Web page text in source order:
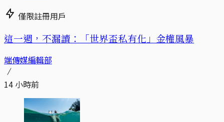
僅限註冊用戶
這一週，不漏讀：「世界盃私有化」金權風暴
端傳媒編輯部
14 小時前